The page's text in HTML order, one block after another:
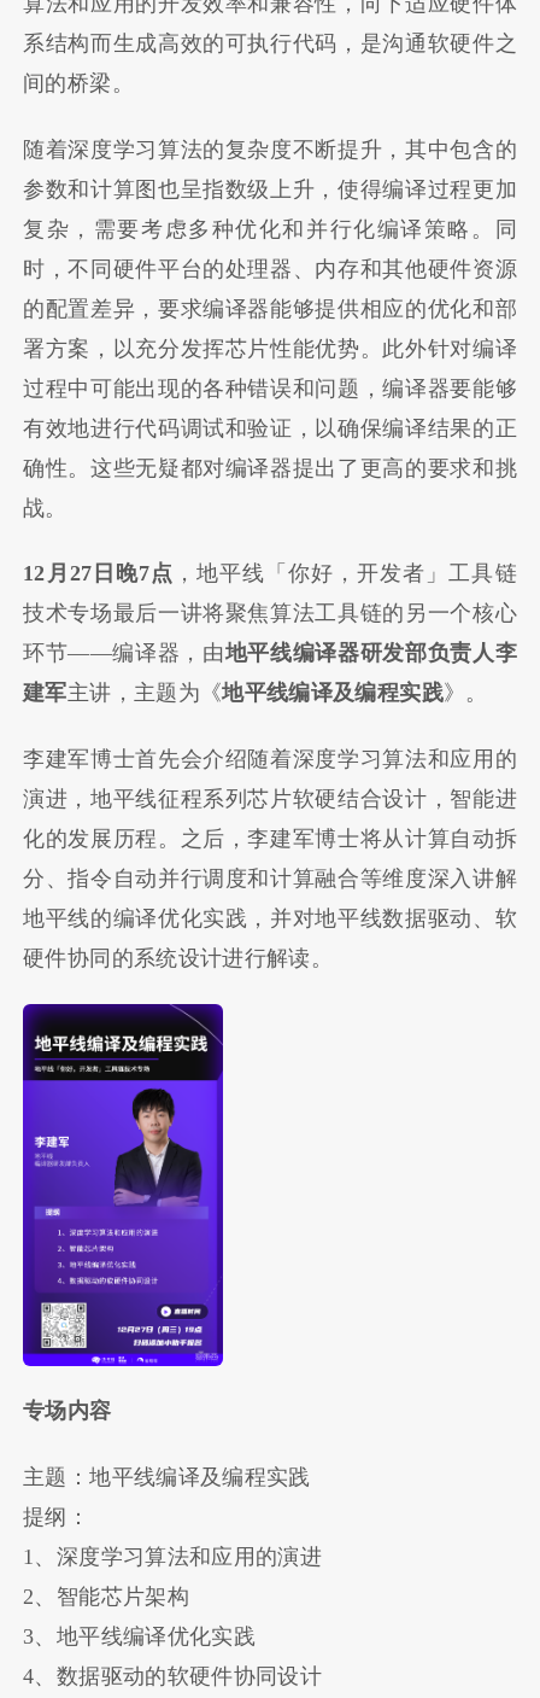
系结构而生成高效的可执行代码，是沟通软硬件之
间的桥梁。
随着深度学习算法的复杂度不断提升，其中包含的
参数和计算图也呈指数级上升，使得编译过程更加
复杂，需要考虑多种优化和并行化编译策略。同
时，不同硬件平台的处理器、内存和其他硬件资源
的配置差异，要求编译器能够提供相应的优化和部
署方案，以充分发挥芯片性能优势。此外针对编译
过程中可能出现的各种错误和问题，编译器要能够
有效地进行代码调试和验证，以确保编译结果的正
确性。这些无疑都对编译器提出了更高的要求和挑
战。
12月27日晚7点 ，地平线「你好，开发者」工具链
技术专场最后一讲将聚焦算法工具链的另一个核心
环节——编译器，由地平线编译器研发部负责人李
建军主讲，主题为《地平线编译及编程实践》。
李建军博士首先会介绍随着深度学习算法和应用的
演进，地平线征程系列芯片软硬结合设计，智能进
化的发展历程。之后，李建军博士将从计算自动拆
分、指令自动并行调度和计算融合等维度深入讲解
地平线的编译优化实践，并对地平线数据驱动、软
硬件协同的系统设计进行解读。
专场内容
主题：地平线编译及编程实践
提纲：
1、深度学习算法和应用的演进
2、智能芯片架构
3、地平线编译优化实践
4、数据驱动的软硬件协同设计